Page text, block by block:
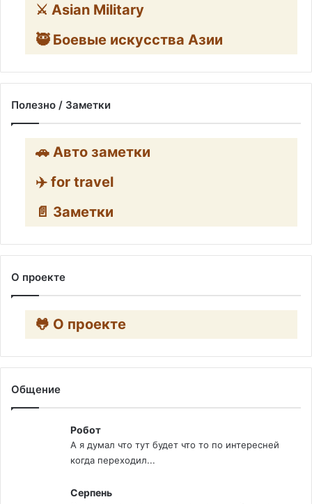
⚔️ Asian Military
🥷 Боевые искусства Азии
Полезно / Заметки
🚗 Авто заметки
✈️ for travel
📄 Заметки
О проекте
🐸 О проекте
Общение
Робот
А я думал что тут будет что то по интересней
когда переходил...
Серпень